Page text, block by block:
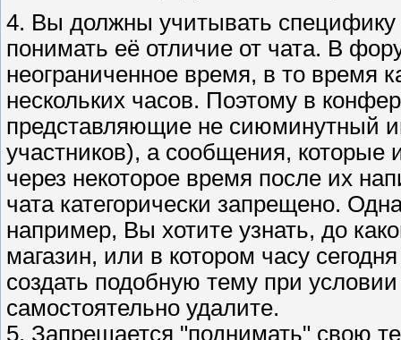
4. Вы должны учитывать
понимать её отличие от чата. В
неограниченное время, в то время
нескольких часов. Поэтому в
представляющие не сиюминутный
участников), а сообщения, которые
через некоторое время после их
чата категорически запрещено.
например, Вы хотите узнать, до
магазин, или в котором часу
создать подобную тему при
самостоятельно удалите.
5. Запрещается "поднимать" свою